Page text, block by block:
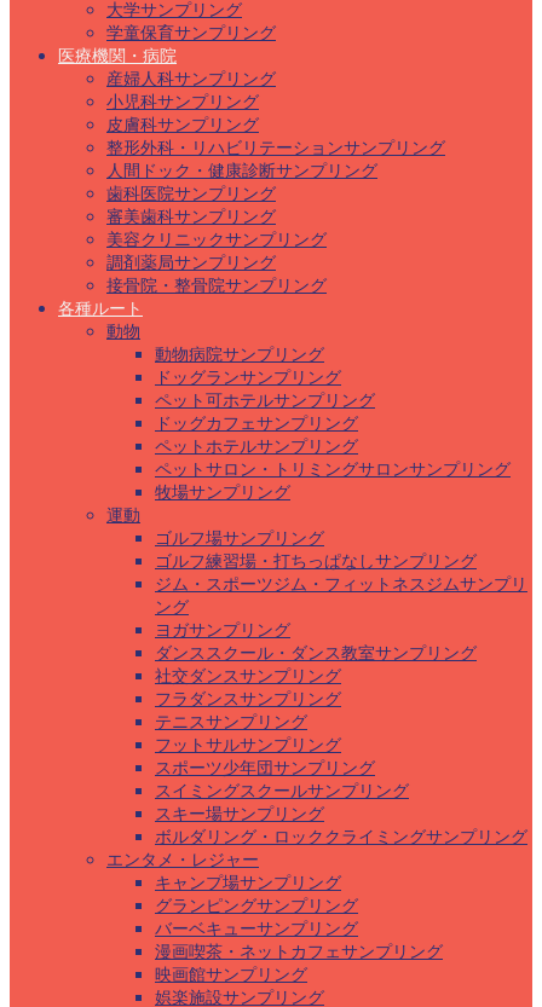
大学サンプリング
学童保育サンプリング
医療機関・病院
産婦人科サンプリング
小児科サンプリング
皮膚科サンプリング
整形外科・リハビリテーションサンプリング
人間ドック・健康診断サンプリング
歯科医院サンプリング
審美歯科サンプリング
美容クリニックサンプリング
調剤薬局サンプリング
接骨院・整骨院サンプリング
各種ルート
動物
動物病院サンプリング
ドッグランサンプリング
ペット可ホテルサンプリング
ドッグカフェサンプリング
ペットホテルサンプリング
ペットサロン・トリミングサロンサンプリング
牧場サンプリング
運動
ゴルフ場サンプリング
ゴルフ練習場・打ちっぱなしサンプリング
ジム・スポーツジム・フィットネスジムサンプリ
ング
ヨガサンプリング
ダンススクール・ダンス教室サンプリング
社交ダンスサンプリング
フラダンスサンプリング
テニスサンプリング
フットサルサンプリング
スポーツ少年団サンプリング
スイミングスクールサンプリング
スキー場サンプリング
ボルダリング・ロッククライミングサンプリング
エンタメ・レジャー
キャンプ場サンプリング
グランピングサンプリング
バーベキューサンプリング
漫画喫茶・ネットカフェサンプリング
映画館サンプリング
娯楽施設サンプリング